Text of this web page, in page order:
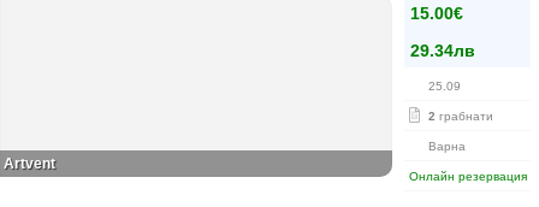
15.00€
29.34лв
25.09
2 грабнати
Варна
Онлайн резервация
Artvent